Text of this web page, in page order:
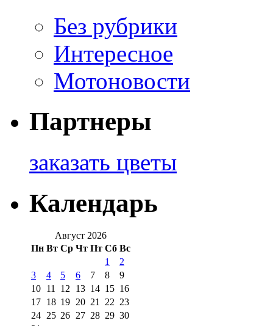
Без рубрики
Интересное
Мотоновости
Партнеры
заказать цветы
Календарь
Август 2026
Пн Вт Ср Чт Пт Сб Вс
1
2
3
4 5 6 7 8
9
10 11 12 13 14 15 16
17 18 19 20 21 22 23
24 25 26 27 28 29 30